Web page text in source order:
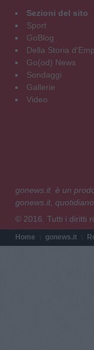
Sezioni del sito
Sport
GoBlog
Della Storia
Go(od) News
Sondaggi
Gallerie
Video
gonews.it è un
gonews.it,
© 2016. Tutti i diritti
Home gonews.it